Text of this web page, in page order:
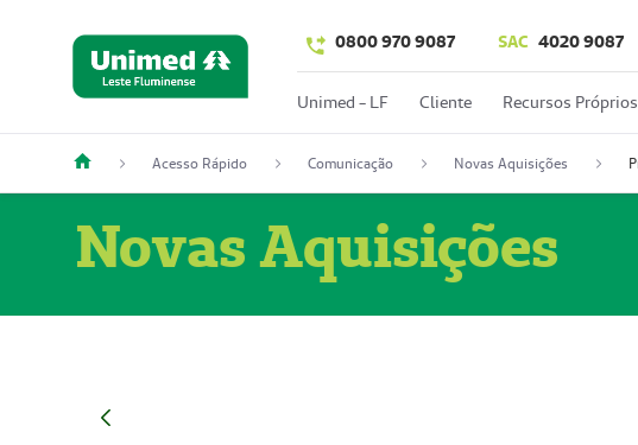
0800 970 9087 SAC 4020 9087
Unimed - LF Cliente Recursos Próprios
Acesso Rápido Comunicação Novas Aquisições
Novas Aquisições